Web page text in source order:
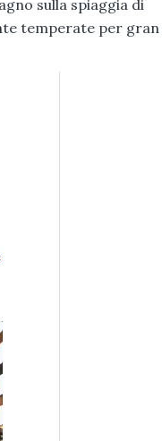
sulla spiaggia di
temperate per gran